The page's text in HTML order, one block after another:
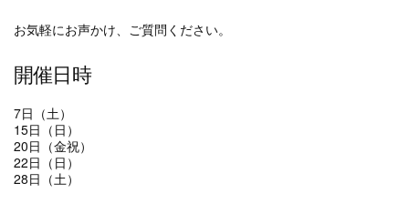
お気軽にお声かけ、ご質問ください。
開催日時
7日（土）
15日（日）
20日（金祝）
22日（日）
28日（土）